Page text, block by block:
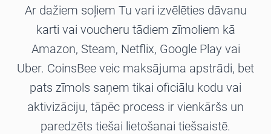
Ar dažiem soļiem Tu vari izvēlēties dāvanu
karti vai voucheru tādiem zīmoliem kā
Amazon, Steam, Netflix, Google Play vai
Uber. CoinsBee veic maksājuma apstrādi, bet
pats zīmols saņem tikai oficiālu kodu vai
aktivizāciju, tāpēc process ir vienkāršs un
paredzēts tiešai lietošanai tiešsaistē.